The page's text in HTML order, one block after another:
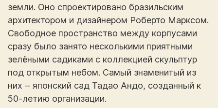
земли. Оно спроектировано бразильским
архитектором и дизайнером Роберто Марксом.
Свободное пространство между корпусами
сразу было занято несколькими приятными
зелёными садиками с коллекцией скульптур
под открытым небом. Самый знаменитый из
них ‒ японский сад Тадао Андо, созданный к
50-летию организации.